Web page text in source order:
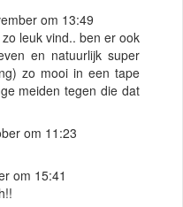
om 13:49
leuk vind.. ben er ook
en natuurlijk super
zo mooi in een tape
meiden tegen die dat
om 11:23
om 15:41